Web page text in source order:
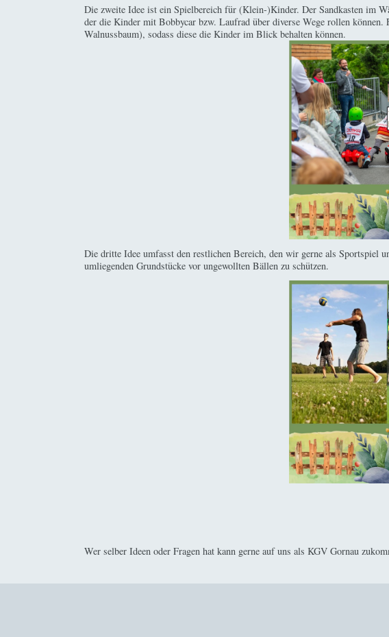
Die zweite Idee ist ein Spielbereich für (Klein-)Kinder. Der Sandkasten im
der die Kinder mit Bobbycar bzw. Laufrad über diverse Wege rollen
Walnussbaum), sodass diese die Kinder im Blick behalten können.
Die dritte Idee umfasst den restlichen Bereich, den wir gerne als Sportspiel
umliegenden Grundstücke vor ungewollten Bällen zu schützen.
Wer selber Ideen oder Fragen hat kann gerne auf uns als KGV Gornau